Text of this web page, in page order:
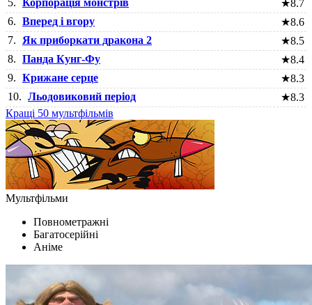
5. Корпорація монстрів ★8.7
6. Вперед і вгору ★8.6
7.
Як приборкати дракона 2 ★8.5
8. Панда Кунг-Фу ★8.4
9. Крижане серце ★8.3
10. Льодовиковий період ★8.3
Кращі 50 мультфільмів
Мультфільми
Повнометражні
Багатосерійні
Аніме